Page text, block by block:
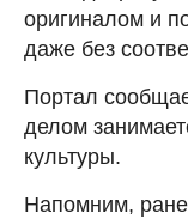
оригиналом и
даже без
Портал
делом
культуры.
Напомним,